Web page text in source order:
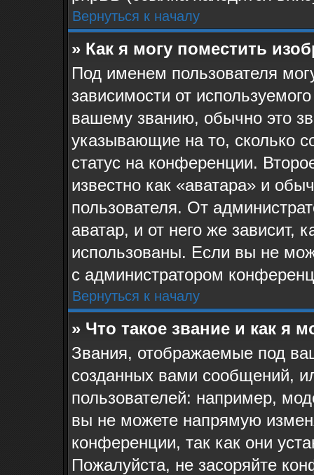
Вернуться к началу
» Как я могу поместить
Под именем пользователя
зависимости от
вашему званию, обычно это
указывающие на то, сколько
статус на конференции.
известно как «аватара» и
пользователя. От
аватар, и от него же зависит,
использованы. Если вы не
с администратором
Вернуться к началу
» Что такое звание и как я
Звания, отображаемые под
созданных вами сообщений,
пользователей: например,
вы не можете напрямую
конференции, так как они
Пожалуйста, не засоряйте